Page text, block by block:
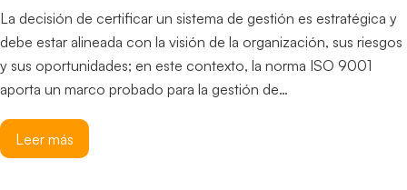
La decisión de certificar un sistema de gestión es estratégica y
debe estar alineada con la visión de la organización, sus riesgos
y sus oportunidades; en este contexto, la norma ISO 9001
aporta un marco probado para la gestión de…
Leer más